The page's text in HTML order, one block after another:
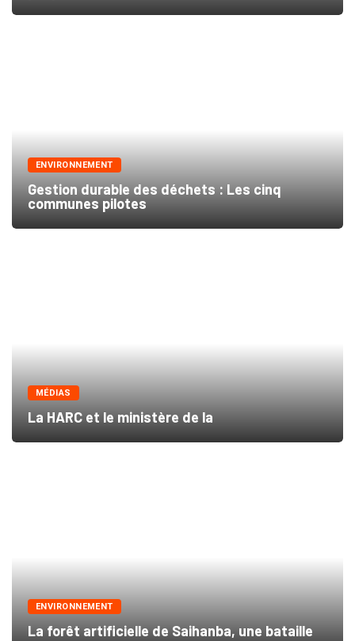
ENVIRONNEMENT
Gestion durable des déchets : Les cinq
communes pilotes
MÉDIAS
La HARC et le ministère de la
ENVIRONNEMENT
La forêt artificielle de Saihanba, une bataille